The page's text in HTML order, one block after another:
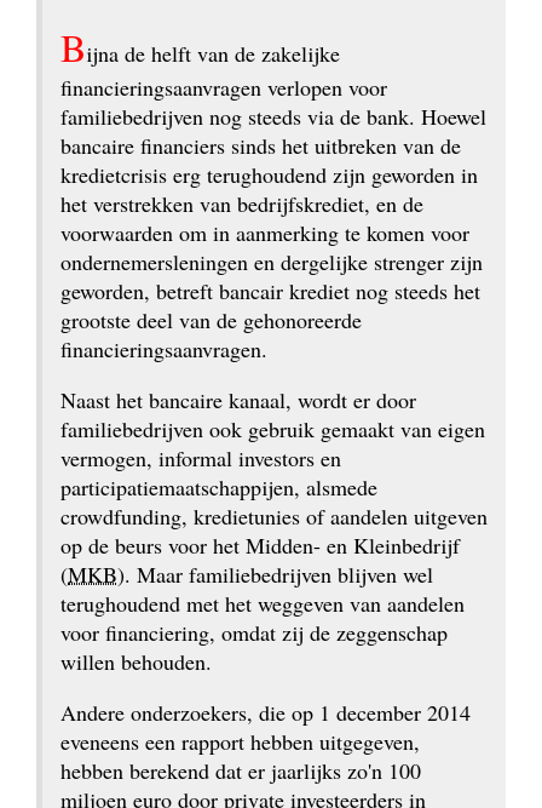
Bijna de helft van de zakelijke
financieringsaanvragen verlopen voor
familiebedrijven nog steeds via de bank. Hoewel
bancaire financiers sinds het uitbreken van de
kredietcrisis erg terughoudend zijn geworden in
het verstrekken van bedrijfskrediet, en de
voorwaarden om in aanmerking te komen voor
ondernemersleningen en dergelijke strenger zijn
geworden, betreft bancair krediet nog steeds het
grootste deel van de gehonoreerde
financieringsaanvragen.
Naast het bancaire kanaal, wordt er door
familiebedrijven ook gebruik gemaakt van eigen
vermogen, informal investors en
participatiemaatschappijen, alsmede
crowdfunding, kredietunies of aandelen uitgeven
op de beurs voor het Midden- en Kleinbedrijf
(MKB). Maar familiebedrijven blijven wel
terughoudend met het weggeven van aandelen
voor financiering, omdat zij de zeggenschap
willen behouden.
Andere onderzoekers, die op 1 december 2014
eveneens een rapport hebben uitgegeven,
hebben berekend dat er jaarlijks zo'n 100
miljoen euro door private investeerders in